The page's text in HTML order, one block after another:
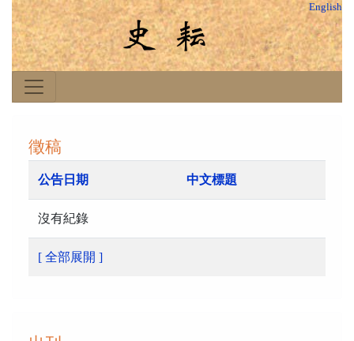
English
徵稿
公告日期 中文標題
沒有紀錄
[ 全部展開 ]